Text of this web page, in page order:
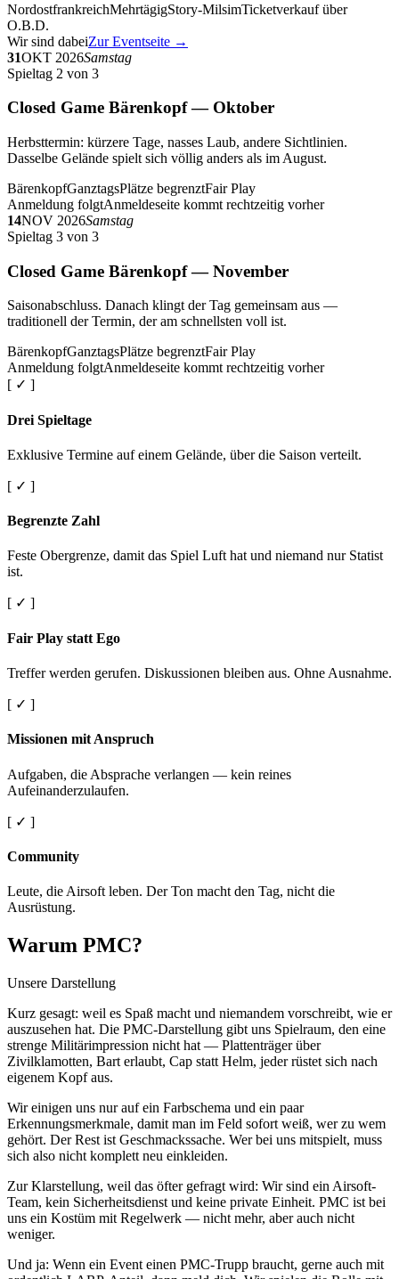
NordostfrankreichMehrtägigStory-MilsimTicketverkauf über
O.B.D.
Wir sind dabeiZur Eventseite →
31OKT 2026Samstag
Spieltag 2 von 3
Closed Game Bärenkopf — Oktober
Herbsttermin: kürzere Tage, nasses Laub, andere Sichtlinien.
Dasselbe Gelände spielt sich völlig anders als im August.
BärenkopfGanztagsPlätze begrenztFair Play
Anmeldung folgtAnmeldeseite kommt rechtzeitig vorher
14NOV 2026Samstag
Spieltag 3 von 3
Closed Game Bärenkopf — November
Saisonabschluss. Danach klingt der Tag gemeinsam aus —
traditionell der Termin, der am schnellsten voll ist.
BärenkopfGanztagsPlätze begrenztFair Play
Anmeldung folgtAnmeldeseite kommt rechtzeitig vorher
[ ✓ ]
Drei Spieltage
Exklusive Termine auf einem Gelände, über die Saison verteilt.
[ ✓ ]
Begrenzte Zahl
Feste Obergrenze, damit das Spiel Luft hat und niemand nur Statist
ist.
[ ✓ ]
Fair Play statt Ego
Treffer werden gerufen. Diskussionen bleiben aus. Ohne Ausnahme.
[ ✓ ]
Missionen mit Anspruch
Aufgaben, die Absprache verlangen — kein reines
Aufeinanderzulaufen.
[ ✓ ]
Community
Leute, die Airsoft leben. Der Ton macht den Tag, nicht die
Ausrüstung.
Warum PMC?
Unsere Darstellung
Kurz gesagt: weil es Spaß macht und niemandem vorschreibt, wie er
auszusehen hat. Die PMC-Darstellung gibt uns Spielraum, den eine
strenge Militärimpression nicht hat — Plattenträger über
Zivilklamotten, Bart erlaubt, Cap statt Helm, jeder rüstet sich nach
eigenem Kopf aus.
Wir einigen uns nur auf ein Farbschema und ein paar
Erkennungsmerkmale, damit man im Feld sofort weiß, wer zu wem
gehört. Der Rest ist Geschmackssache. Wer bei uns mitspielt, muss
sich also nicht komplett neu einkleiden.
Zur Klarstellung, weil das öfter gefragt wird: Wir sind ein Airsoft-
Team, kein Sicherheitsdienst und keine private Einheit. PMC ist bei
uns ein Kostüm mit Regelwerk — nicht mehr, aber auch nicht
weniger.
Und ja: Wenn ein Event einen PMC-Trupp braucht, gerne auch mit